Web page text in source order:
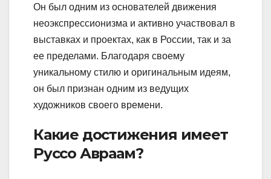
Он был одним из основателей движения
неоэкспрессионизма и активно участвовал в
выставках и проектах, как в России, так и за
ее пределами. Благодаря своему
уникальному стилю и оригинальным идеям,
он был признан одним из ведущих
художников своего времени.
Какие достижения имеет
Руссо Авраам?